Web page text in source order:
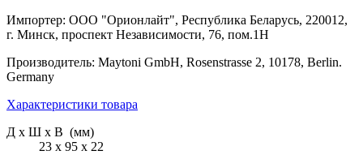
Импортер: ООО "Орионлайт", Республика Беларусь, 220012,
г. Минск, проспект Независимости, 76, пом.1Н
Производитель: Maytoni GmbH, Rosenstrasse 2, 10178, Berlin.
Germany
Характеристики товара
Д х Ш х В (мм)
23 х 95 х 22